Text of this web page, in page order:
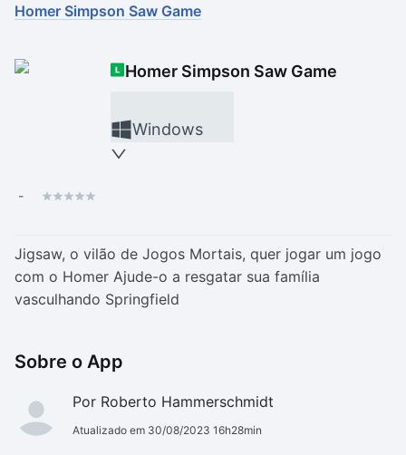
Ver mais
Ver mais
Homer Simpson Saw Game
Homer Simpson Saw Game
Windows
-
Jigsaw, o vilão de Jogos Mortais, quer jogar um jogo
com o Homer Ajude-o a resgatar sua família
vasculhando Springfield
Sobre o App
Por Roberto Hammerschmidt
Atualizado em 30/08/2023 16h28min